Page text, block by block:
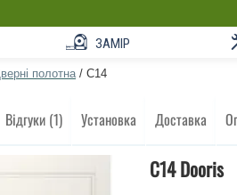
ЗАМІР
полотна / C14
Відгуки (1) Установка Доставка
C14 Dooris